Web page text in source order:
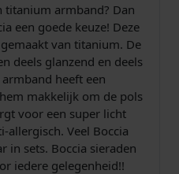
titanium armband? Dan
een goede keuze! Deze
van titanium. De
deels glanzend en deels
heeft een
makkelijk om de pols
voor een super licht
allergisch. Veel Boccia
in sets. Boccia sieraden
iedere gelegenheid!!